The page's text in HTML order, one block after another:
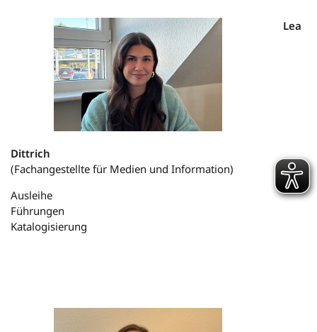
Lea
Dittrich
(Fachangestellte für Medien und Information)
Ausleihe
Führungen
Katalogisierung